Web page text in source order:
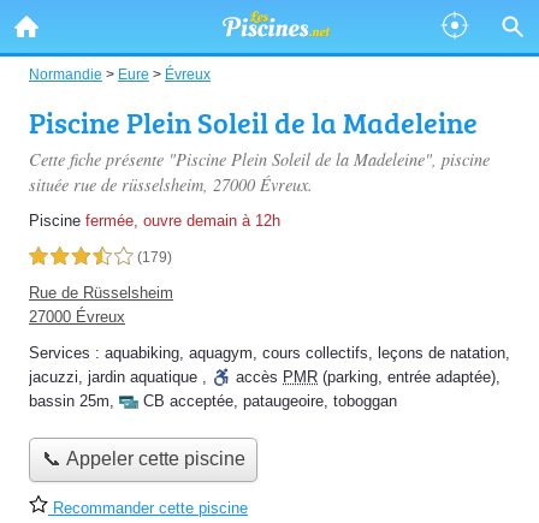
Normandie > Eure > Évreux
Piscine Plein Soleil de la Madeleine
Cette fiche présente "Piscine Plein Soleil de la Madeleine", piscine
située rue de rüsselsheim, 27000 Évreux.
Piscine fermée, ouvre demain à 12h
3,5 étoiles sur 5 (179)
Rue de Rüsselsheim
27000 Évreux
Services : aquabiking, aquagym, cours collectifs, leçons de natation,
jacuzzi, jardin aquatique , accès PMR (parking, entrée adaptée),
bassin 25m, CB acceptée, pataugeoire, toboggan
📞 Appeler cette piscine
Recommander cette piscine